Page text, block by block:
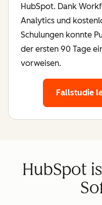
HubSpot. Dank
Analytics und
Schulungen konnte
der ersten 90 Tage
vorweisen.
Fallstudie
HubSpot